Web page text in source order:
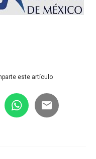
este artículo